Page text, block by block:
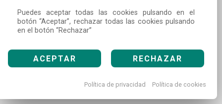
Puedes aceptar todas las cookies pulsando en el
botón “Aceptar”, rechazar todas las cookies pulsando
en el botón “Rechazar”
ACEPTAR RECHAZAR
Política de privacidad Política de cookies